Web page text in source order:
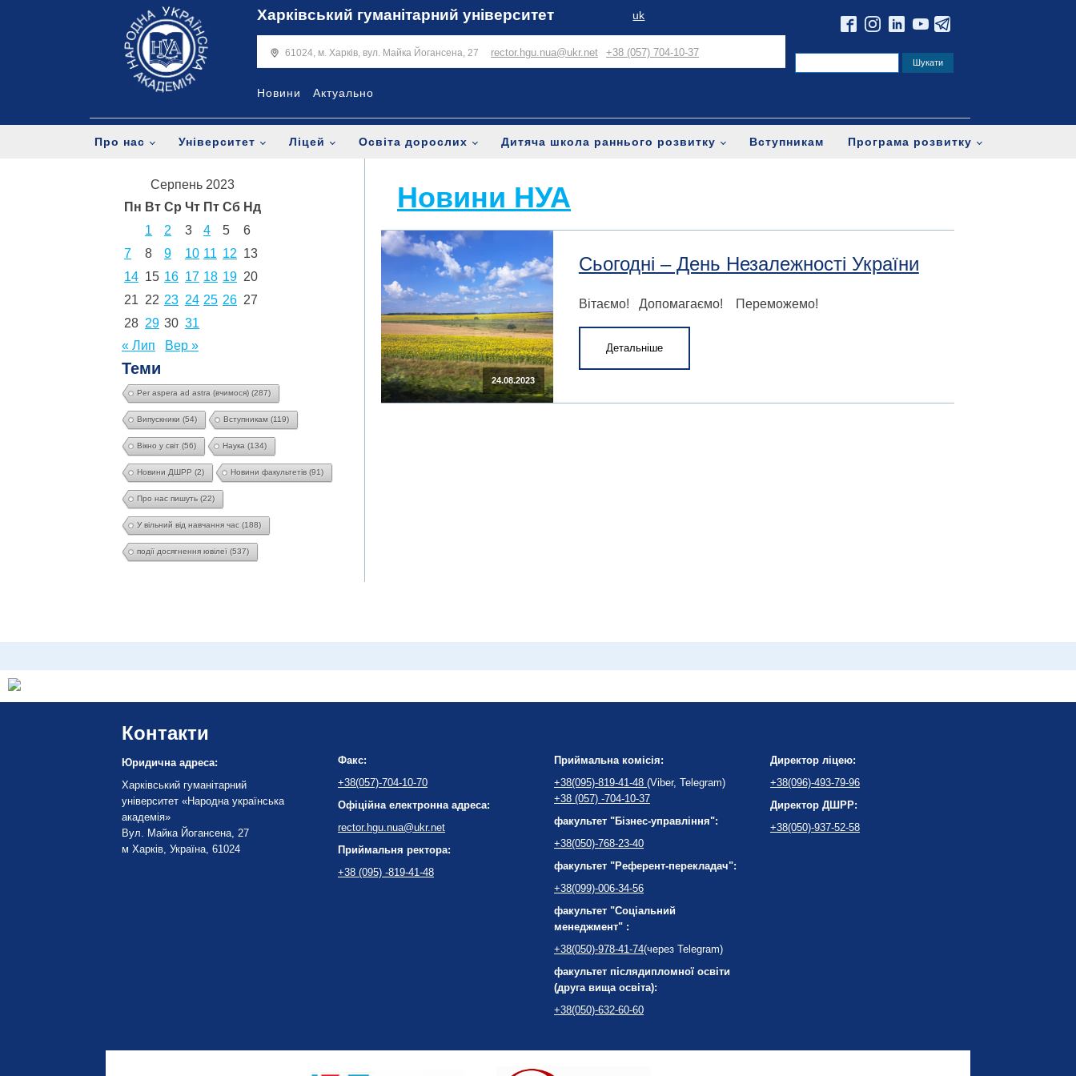
Харківський гуманітарний університет uk
61024, м. Харків, вул. Майка Йогансена, 27 rector.hgu.nua@ukr.net +38 (057) 704-10-37
Новини Актуально
Про нас Університет Ліцей Освіта дорослих Дитяча школа раннього розвитку Вступникам Програма розвитку
Серпень 2023
Пн Вт Ср Чт Пт Сб Нд
1
2 3 4 5
6
7
8 9 10 11 12 13
14 15 16 17 18 19 20
21 22 23 24 25 26 27
28 29 30 31
« Лип
Вер »
Теми
Per aspera ad astra (вчимося) (287)
Випускники (54) Вступникам (119)
Вікно у світ (56) Наука (134)
Новини ДШРР (2) Новини факультетів (91)
Про нас пишуть (22)
У вільний від навчання час (188)
події досягнення ювілеї (537)
Новини НУА
24.08.2023
Сьогодні – День Незалежності України
Вітаємо! Допомагаємо! Переможемо!
Детальніше
Контакти
Юридична адреса:
Харківський гуманітарний
університет «Народна українська
академія»
Вул. Майка Йогансена, 27
м Харків, Україна, 61024
Факс:
+38(057)-704-10-70
Офіційна електронна адреса:
rector.hgu.nua@ukr.net
Приймальня ректора:
+38 (095) -819-41-48
Приймальна комісія:
+38(095)-819-41-48 (Viber, Telegram)
+38 (057) -704-10-37
факультет "Бізнес-управління":
+38(050)-768-23-40
факультет "Референт-перекладач":
+38(099)-006-34-56
факультет "Соціальний
менеджмент" :
+38(050)-978-41-74(через Telegram)
факультет післядипломної освіти
(друга вища освіта):
+38(050)-632-60-60
Директор ліцею:
+38(096)-493-79-96
Директор ДШРР:
+38(050)-937-52-58